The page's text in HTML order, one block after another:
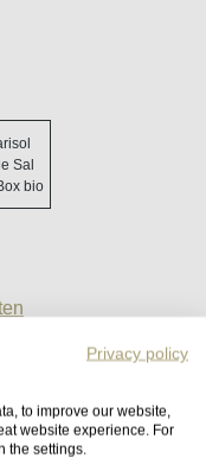
Privacy policy
to improve our website,
website experience. For
the settings.